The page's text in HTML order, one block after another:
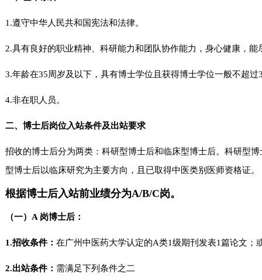
1.遵守中华人民共和国宪法和法律。
2.具有良好的职业精神、科研能力和团队协作能力，身心健康，
3.年龄在35周岁及以下，具有博士学位且获得博士学位一般不超过
4.非在职人员。
二、博士后岗位入站条件及出站要求
招收的博士后分为两类：科研型博士后和临床型博士后。科研型博
型博士后以临床研究为主要方向，且已取得中医类别医师资格证。
根据博士后入站前业绩分为A/B/C岗。
（一） A 岗博士后：
1.招收条件：在广州中医药大学认定的A类1级期刊发表1篇论文；
2.出站条件： 需满足下列条件之二